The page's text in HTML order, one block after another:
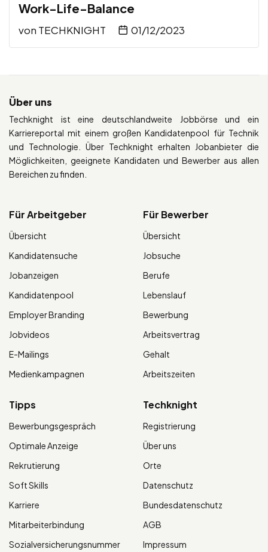
Work-Life-Balance
von TECHKNIGHT 01/12/2023
Über uns
Techknight ist eine deutschlandweite Jobbörse und ein
Karriereportal mit einem großen Kandidatenpool für Technik
und Technologie. Über Techknight erhalten Jobanbieter die
Möglichkeiten, geeignete Kandidaten und Bewerber aus allen
Bereichen zu finden.
Für Arbeitgeber
Übersicht
Kandidatensuche
Jobanzeigen
Kandidatenpool
Employer Branding
Jobvideos
E-Mailings
Medienkampagnen
Für Bewerber
Übersicht
Jobsuche
Berufe
Lebenslauf
Bewerbung
Arbeitsvertrag
Gehalt
Arbeitszeiten
Tipps
Bewerbungsgespräch
Optimale Anzeige
Rekrutierung
Soft Skills
Karriere
Mitarbeiterbindung
Sozialversicherungsnummer
Techknight
Registrierung
Über uns
Orte
Datenschutz
Bundesdatenschutz
AGB
Impressum